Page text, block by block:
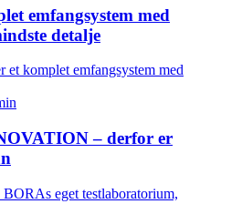
emfangsystem med
detalje
et komplet emfangsystem med
– derfor er
eget testlaboratorium,